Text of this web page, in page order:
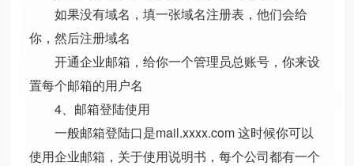
如果没有域名，填一张域名注册表，他们会给
你，然后注册域名
开通企业邮箱，给你一个管理员总账号，你来设
置每个邮箱的用户名
4、邮箱登陆使用
一般邮箱登陆口是mail.xxxx.com 这时候你可以
使用企业邮箱，关于使用说明书，每个公司都有一个